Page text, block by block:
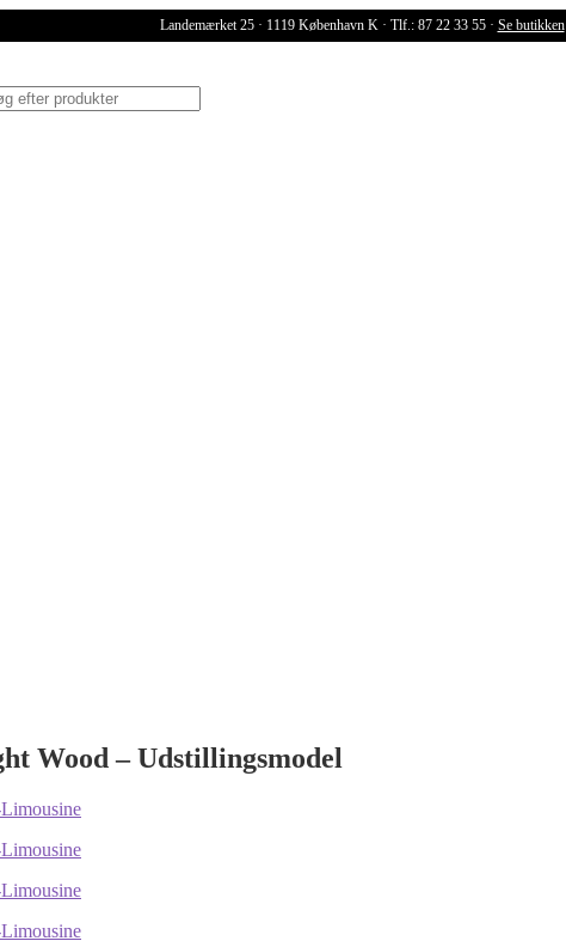
Landemærket 25 · 1119 København K · Tlf.: 87 22 33 55 · Se butikken
Wood – Udstillingsmodel